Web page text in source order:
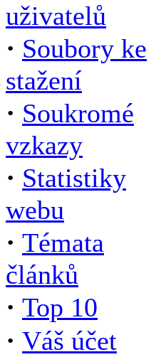
uživatelů
· Soubory ke
stažení
· Soukromé
vzkazy
· Statistiky
webu
· Témata
článků
· Top 10
· Váš účet